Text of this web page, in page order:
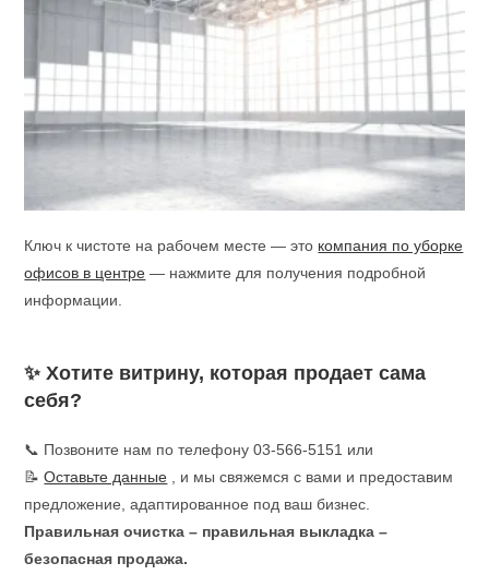
Ключ к чистоте на рабочем месте — это компания по уборке
офисов в центре — нажмите для получения подробной
информации.
✨ Хотите витрину, которая продает сама
себя?
📞 Позвоните нам по телефону 03-566-5151 или
📝Оставьте данные , и мы свяжемся с вами и предоставим
предложение, адаптированное под ваш бизнес.
Правильная очистка – правильная выкладка –
безопасная продажа.